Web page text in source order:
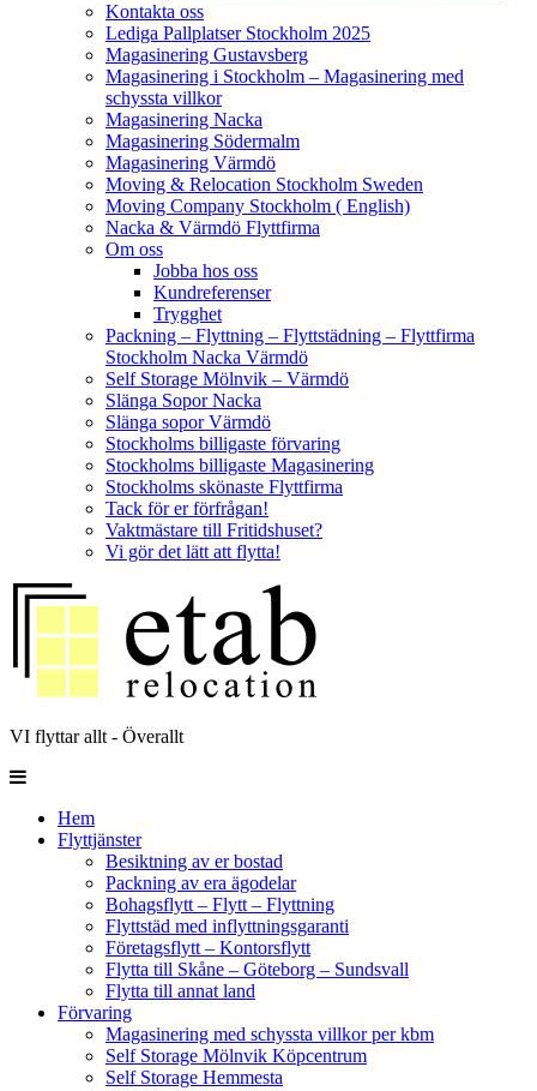
Kontakta oss
Lediga Pallplatser Stockholm 2025
Magasinering Gustavsberg
Magasinering i Stockholm – Magasinering med
schyssta villkor
Magasinering Nacka
Magasinering Södermalm
Magasinering Värmdö
Moving & Relocation Stockholm Sweden
Moving Company Stockholm ( English)
Nacka & Värmdö Flyttfirma
Om oss
Jobba hos oss
Kundreferenser
Trygghet
Packning – Flyttning – Flyttstädning – Flyttfirma
Stockholm Nacka Värmdö
Self Storage Mölnvik – Värmdö
Slänga Sopor Nacka
Slänga sopor Värmdö
Stockholms billigaste förvaring
Stockholms billigaste Magasinering
Stockholms skönaste Flyttfirma
Tack för er förfrågan!
Vaktmästare till Fritidshuset?
Vi gör det lätt att flytta!
VI flyttar allt - Överallt
Hem
Flyttjänster
Besiktning av er bostad
Packning av era ägodelar
Bohagsflytt – Flytt – Flyttning
Flyttstäd med inflyttningsgaranti
Företagsflytt – Kontorsflytt
Flytta till Skåne – Göteborg – Sundsvall
Flytta till annat land
Förvaring
Magasinering med schyssta villkor per kbm
Self Storage Mölnvik Köpcentrum
Self Storage Hemmesta